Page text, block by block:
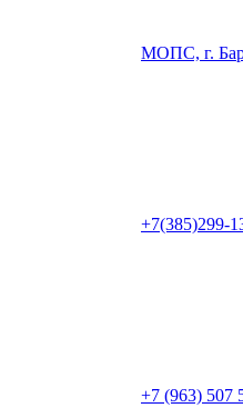
МОПС, г.
+7(385)299-
+7 (963) 507